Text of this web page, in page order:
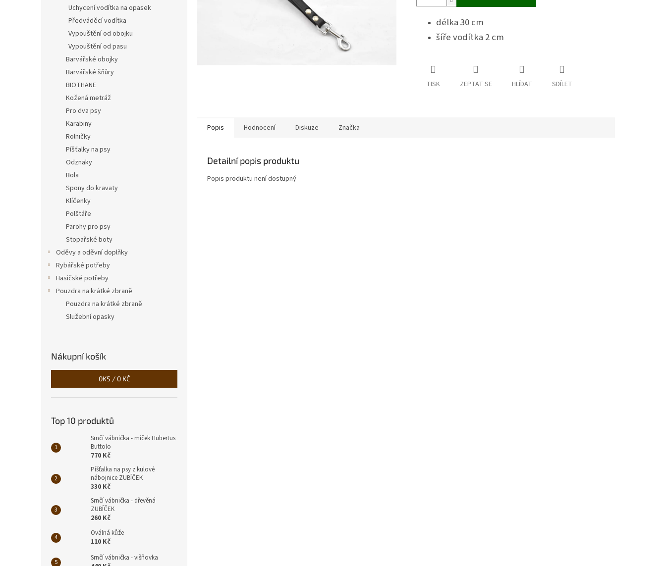
Uchycení vodítka na opasek
Předváděcí vodítka
Vypouštění od obojku
Vypouštění od pasu
Barvářské obojky
Barvářské šňůry
BIOTHANE
Kožená metráž
Pro dva psy
Karabiny
Rolničky
Píšťalky na psy
Odznaky
Bola
Spony do kravaty
Klíčenky
Polštáře
Parohy pro psy
Stopařské boty
Oděvy a oděvní doplňky
Rybářské potřeby
Hasičské potřeby
Pouzdra na krátké zbraně
Pouzdra na krátké zbraně
Služební opasky
Nákupní košík
0KS / 0 KČ
Top 10 produktů
Srnčí vábnička - míček Hubertus
Buttolo
770 Kč
Píšťalka na psy z kulové
nábojnice ZUBÍČEK
330 Kč
Srnčí vábnička - dřevěná
ZUBÍČEK
260 Kč
Oválná kůže
110 Kč
Srnčí vábnička - višňovka
délka 30 cm
šíře vodítka 2 cm
TISK ZEPTAT SE HLÍDAT SDÍLET
Popis Hodnocení Diskuze Značka
Detailní popis produktu
Popis produktu není dostupný